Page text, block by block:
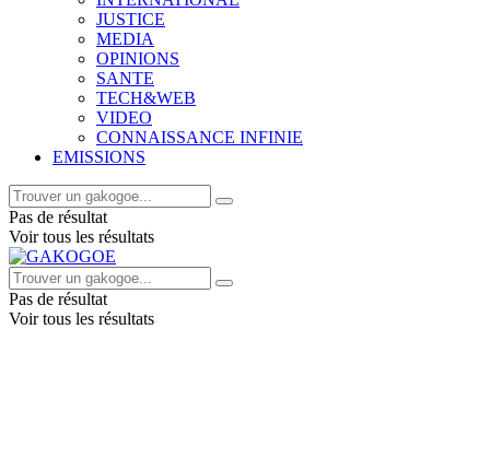
JUSTICE
MEDIA
OPINIONS
SANTE
TECH&WEB
VIDEO
CONNAISSANCE INFINIE
EMISSIONS
Pas de résultat
Voir tous les résultats
Pas de résultat
Voir tous les résultats